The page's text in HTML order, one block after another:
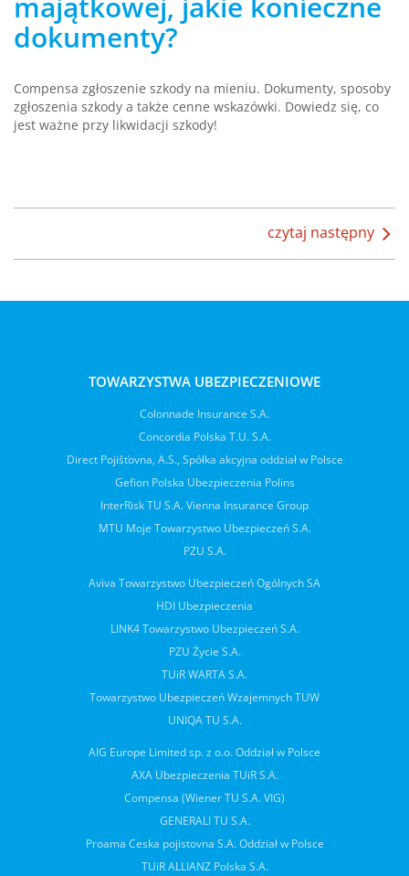
dokumenty?
Compensa zgłoszenie szkody na mieniu. Dokumenty, sposoby
zgłoszenia szkody a także cenne wskazówki. Dowiedz się, co
jest ważne przy likwidacji szkody!
czytaj następny
TOWARZYSTWA UBEZPIECZENIOWE
Colonnade Insurance S.A.
Concordia Polska T.U. S.A.
Direct Pojišťovna, A.S., Spółka akcyjna oddział w Polsce
Gefion Polska Ubezpieczenia Polins
InterRisk TU S.A. Vienna Insurance Group
MTU Moje Towarzystwo Ubezpieczeń S.A.
PZU S.A.
Aviva Towarzystwo Ubezpieczeń Ogólnych SA
HDI Ubezpieczenia
LINK4 Towarzystwo Ubezpieczeń S.A.
PZU Życie S.A.
TUiR WARTA S.A.
Towarzystwo Ubezpieczeń Wzajemnych TUW
UNIQA TU S.A.
AIG Europe Limited sp. z o.o. Oddział w Polsce
AXA Ubezpieczenia TUiR S.A.
Compensa (Wiener TU S.A. VIG)
GENERALI TU S.A.
Proama Ceska pojistovna S.A. Oddział w Polsce
TUiR ALLIANZ Polska S.A.